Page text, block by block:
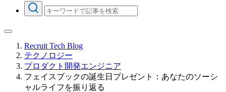
Recruit Tech Blog
テクノロジー
プロダクト開発エンジニア
フェイスブックの誕生日プレゼント：あなたのソーシ
ャルライフを振り返る